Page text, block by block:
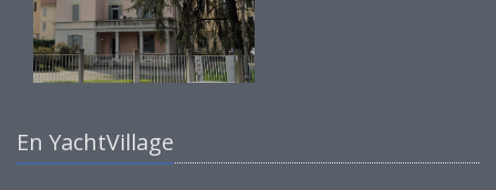
En YachtVillage